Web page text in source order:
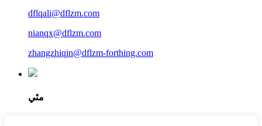
dflqali@dflzm.com
nianqx@dflzm.com
zhangzhiqin@dflzm-forthing.com
مٿي